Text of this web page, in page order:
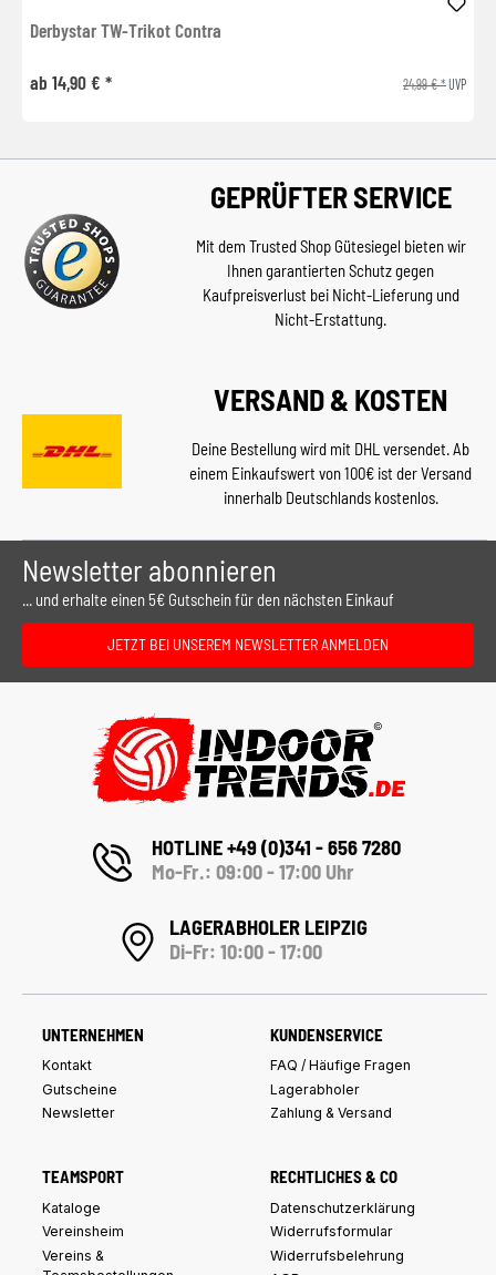
Derbystar TW-Trikot Contra
ab 14,90 € * 24,99 € *UVP
GEPRÜFTER SERVICE
Mit dem Trusted Shop Gütesiegel bieten wir
Ihnen garantierten Schutz gegen
Kaufpreisverlust bei Nicht-Lieferung und
Nicht-Erstattung.
VERSAND & KOSTEN
Deine Bestellung wird mit DHL versendet. Ab
einem Einkaufswert von 100€ ist der Versand
innerhalb Deutschlands kostenlos.
Newsletter abonnieren
... und erhalte einen 5€ Gutschein für den nächsten Einkauf
JETZT BEI UNSEREM NEWSLETTER ANMELDEN
HOTLINE +49 (0)341 - 656 7280
Mo-Fr.: 09:00 - 17:00 Uhr
LAGERABHOLER LEIPZIG
Di-Fr: 10:00 - 17:00
UNTERNEHMEN
Kontakt
Gutscheine
Newsletter
KUNDENSERVICE
FAQ / Häufige Fragen
Lagerabholer
Zahlung & Versand
TEAMSPORT
Kataloge
Vereinsheim
Vereins &
RECHTLICHES & CO
Datenschutzerklärung
Widerrufsformular
Widerrufsbelehrung